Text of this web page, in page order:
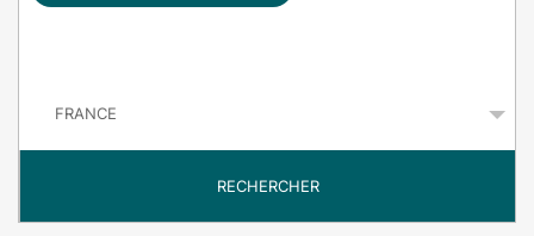
ê
RECHERCHER